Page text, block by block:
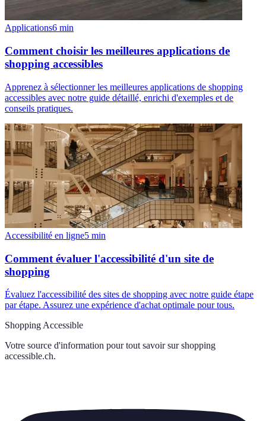
Applications6 min
Comment choisir les meilleures applications de
shopping accessibles
Apprenez à sélectionner les meilleures applications de shopping
accessibles avec notre guide détaillé, enrichi d'exemples et de
conseils pratiques.
Accessibilité en ligne5 min
Comment évaluer l'accessibilité d'un site de
shopping
Évaluez l'accessibilité des sites de shopping avec notre guide étape
par étape. Assurez une expérience d'achat optimale pour tous.
Shopping Accessible
Votre source d'information pour tout savoir sur shopping
accessible.ch.